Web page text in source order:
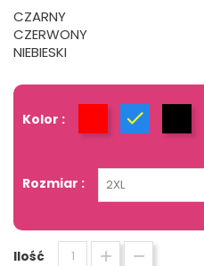
CZARNY
CZERWONY
NIEBIESKI
Kolor : Czerwony
Rozmiar :
Ilość